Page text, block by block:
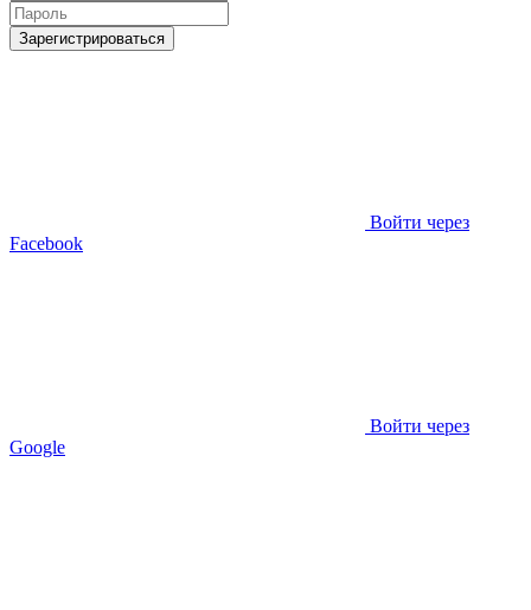
Зарегистрироваться
Войти через
Facebook
Войти через
Google